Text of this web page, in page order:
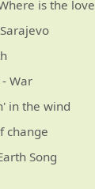
is the love
War
in the wind
change
Song